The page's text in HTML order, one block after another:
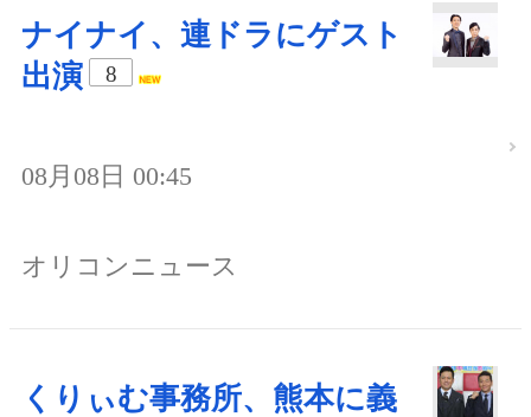
ナイナイ、連ドラにゲスト
出演
8
08月08日 00:45
オリコンニュース
くりぃむ事務所、熊本に義